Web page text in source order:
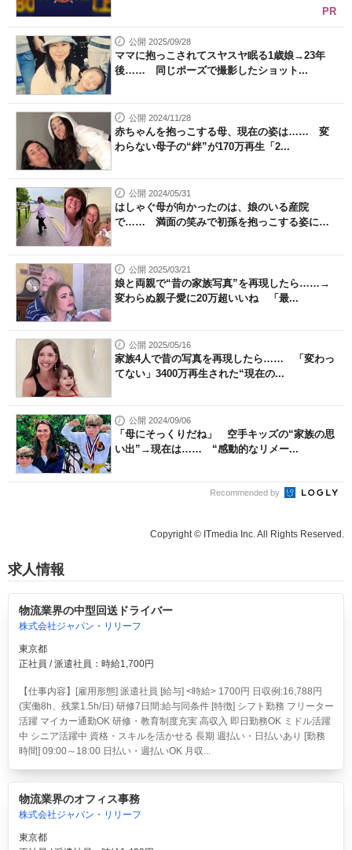
PR
公開 2025/09/28
ママに抱っこされてスヤスヤ眠る1歳娘→23年
後…… 同じポーズで撮影したショット...
公開 2024/11/28
赤ちゃんを抱っこする母、現在の姿は…… 変
わらない母子の“絆”が170万再生「2...
公開 2024/05/31
はしゃぐ母が向かったのは、娘のいる産院
で…… 満面の笑みで初孫を抱っこする姿に
公開 2025/03/21
娘と両親で“昔の家族写真”を再現したら……→
変わらぬ親子愛に20万超いいね 「最...
公開 2025/05/16
家族4人で昔の写真を再現したら…… 「変わっ
てない」3400万再生された“現在の...
公開 2024/09/06
「母にそっくりだね」 空手キッズの“家族の思
い出”→現在は…… “感動的なリメー...
Recommended by
Copyright © ITmedia Inc. All Rights Reserved.
求人情報
物流業界の中型回送ドライバー
株式会社ジャパン・リリーフ
東京都
正社員 / 派遣社員：時給1,700円
【仕事内容】[雇用形態] 派遣社員 [給与] <時給> 1700円 日収例:16,788円
(実働8h、残業1.5h/日) 研修7日間:給与同条件 [特徴] シフト勤務 フリーター
活躍 マイカー通勤OK 研修・教育制度充実 高収入 即日勤務OK ミドル活躍
中 シニア活躍中 資格・スキルを活かせる 長期 週払い・日払いあり [勤務
時間] 09:00～18:00 日払い・週払いOK 月収...
物流業界のオフィス事務
株式会社ジャパン・リリーフ
東京都